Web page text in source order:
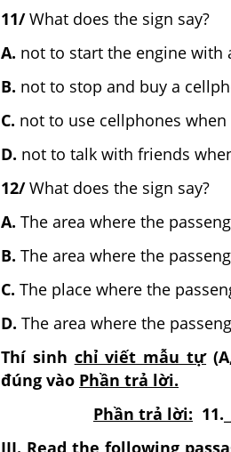
11/What does the sign say?
A. not to start the
B. not to stop and buy a
C. not to use
D. not to talk with friends
12/What does the sign say?
A. The area where the
B. The area where the
C. The place where the
D. The area where the
Thí sinh chỉ viết mẫu tự
đúng vào Phần trả lời.
Phần trả lời:
III. Read the following